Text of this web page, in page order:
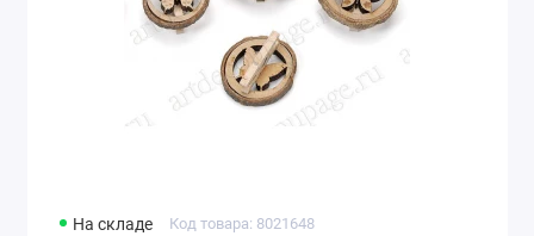
На складе Код товара: 8021648